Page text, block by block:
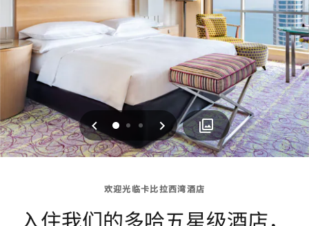
上一页
0 1 2 下一页
欢迎光临卡比拉西湾酒店
入住我们的多哈五星级酒店，